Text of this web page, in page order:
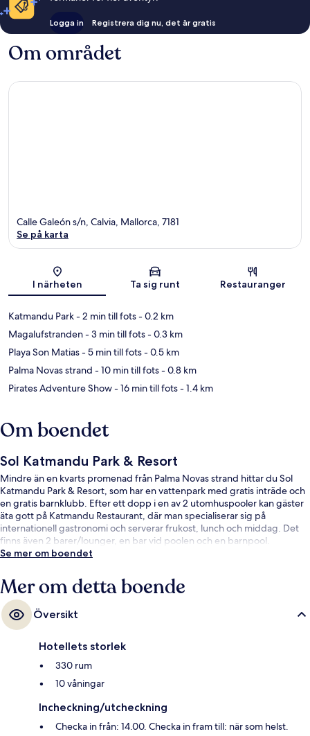
Logga in Registrera dig nu, det är gratis
Om området
Karta
Calle Galeón s/n, Calvia, Mallorca, 7181
Se på karta
I närheten Ta sig runt Restauranger
Katmandu Park- 2 min till fots- 0.2 km
Magalufstranden- 3 min till fots- 0.3 km
Playa Son Matias- 5 min till fots- 0.5 km
Palma Novas strand - 10 min till fots- 0.8 km
Pirates Adventure Show- 16 min till fots- 1.4 km
Om boendet
Sol Katmandu Park & Resort
Mindre än en kvarts promenad från Palma Novas strand hittar du Sol
Katmandu Park & Resort, som har en vattenpark med gratis inträde och
en gratis barnklubb. Efter ett dopp i en av 2 utomhuspooler kan gäster
äta gott på Katmandu Restaurant, där man specialiserar sig på
internationell gastronomi och serverar frukost, lunch och middag. Det
finns även 2 barer/lounger, en bar vid poolen och en barnpool.
Se mer om boendet
Mer om detta boende
Översikt
Hotellets storlek
330 rum
10 våningar
Incheckning/utcheckning
Checka in från: 14.00. Checka in fram till: när som helst.